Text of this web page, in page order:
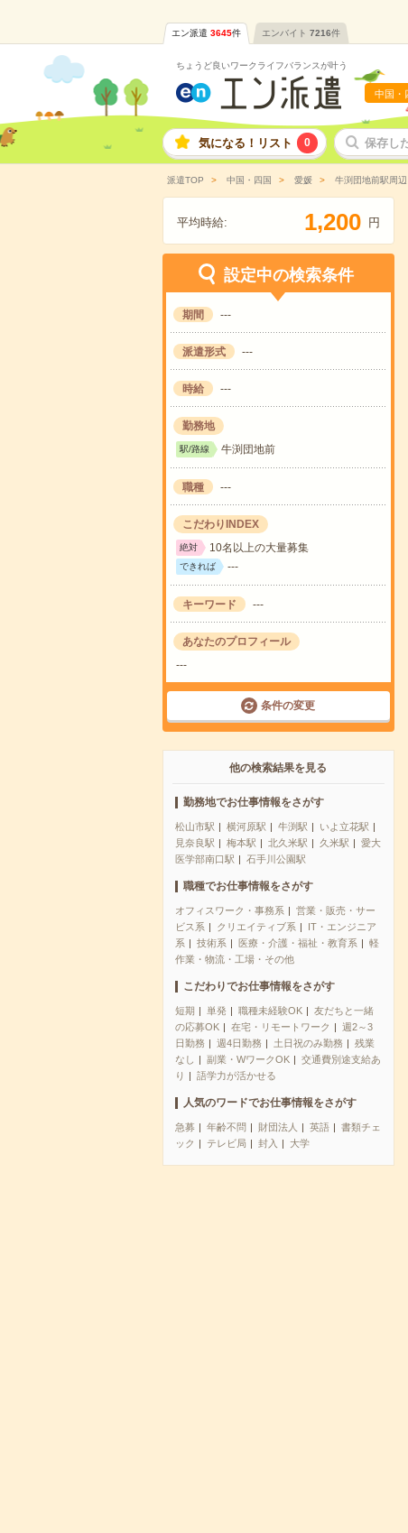
エン派遣 3645件 エンバイト 7216件
ちょうど良いワークライフバランスが叶う
中国・
気になる！リスト 0 保存し
派遣TOP 中国・四国 愛媛 牛渕団地前駅周辺
平均時給: 1,200 円
設定中の検索条件
期間 ---
派遣形式 ---
時給 ---
勤務地
駅/路線 牛渕団地前
職種 ---
こだわりINDEX
絶対 10名以上の大量募集
できれば ---
キーワード ---
あなたのプロフィール
---
条件の変更
他の検索結果を見る
勤務地でお仕事情報をさがす
松山市駅 横河原駅 牛渕駅
いよ立花駅
見奈良駅
梅本駅 北久米駅 久米駅
愛大
医学部南口駅
石手川公園駅
職種でお仕事情報をさがす
オフィスワーク・事務系
営業・販売・サー
ビス系
クリエイティブ系
IT・エンジニア
系
技術系 医療・介護・福祉・教育系
軽
作業・物流・工場・その他
こだわりでお仕事情報をさがす
短期 単発 職種未経験OK
友だちと一緒
の応募OK
在宅・リモートワーク
週2～3
日勤務
週4日勤務 土日祝のみ勤務
残業
なし
副業・WワークOK
交通費別途支給あ
り
語学力が活かせる
人気のワードでお仕事情報をさがす
急募 年齢不問 財団法人 英語
書類チェ
ック
テレビ局 封入 大学